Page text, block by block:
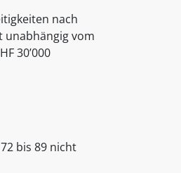
nach
unabhängig vom
30’000
bis 89 nicht